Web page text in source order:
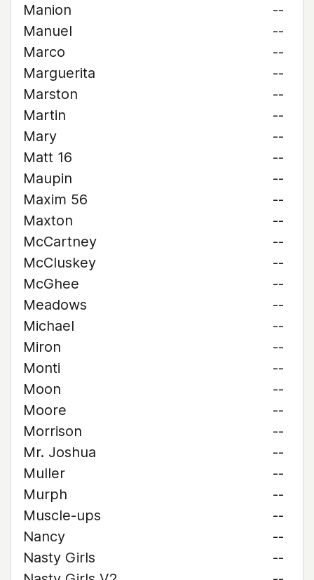
Manion
--
Manuel
--
Marco
--
Marguerita
--
Marston
--
Martin
--
Mary
--
Matt 16
--
Maupin
--
Maxim 56
--
Maxton
--
McCartney
--
McCluskey
--
McGhee
--
Meadows
--
Michael
--
Miron
--
Monti
--
Moon
--
Moore
--
Morrison
--
Mr. Joshua
--
Muller
--
Murph
--
Muscle-ups
--
Nancy
--
Nasty Girls
--